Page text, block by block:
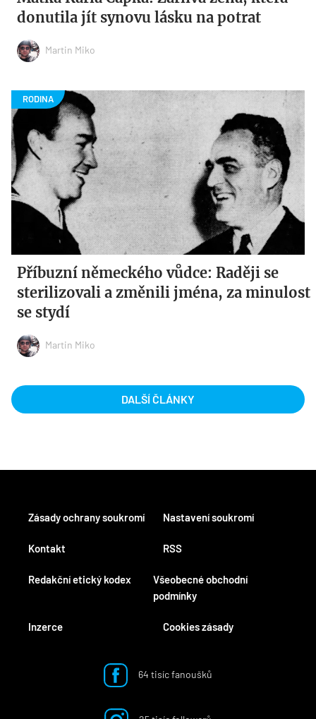
donutila jít synovu lásku na potrat
Martin Miko
Příbuzní německého vůdce: Raději se
sterilizovali a změnili jména, za minulost
se stydí
Martin Miko
DALŠÍ ČLÁNKY
Kontakt
Redakční etický kodex
Inzerce
RSS
Všeobecné obchodní
podmínky
Cookies zásady
Zásady ochrany soukromí Nastavení soukromí
64 tisíc fanoušků